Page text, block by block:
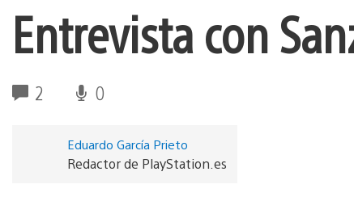
Entrevista con
2 0
Eduardo García Prieto
Redactor de PlayStation.es